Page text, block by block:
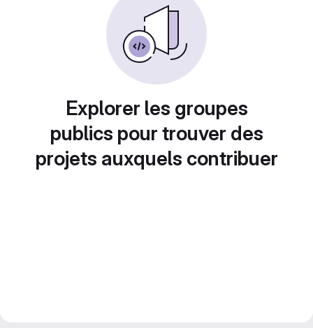
Explorer les groupes
publics pour trouver des
projets auxquels contribuer